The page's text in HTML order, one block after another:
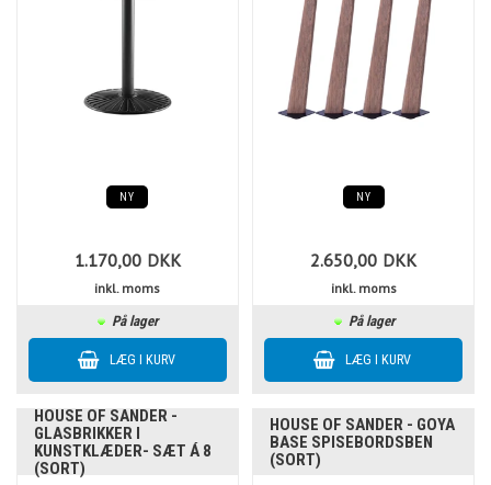
NY
1.170,00 DKK
inkl. moms
På lager
NY
2.650,00 DKK
inkl. moms
På lager
HOUSE OF SANDER -
GLASBRIKKER I
KUNSTKLÆDER- SÆT Á 8
(SORT)
HOUSE OF SANDER - GOYA
BASE SPISEBORDSBEN
(SORT)